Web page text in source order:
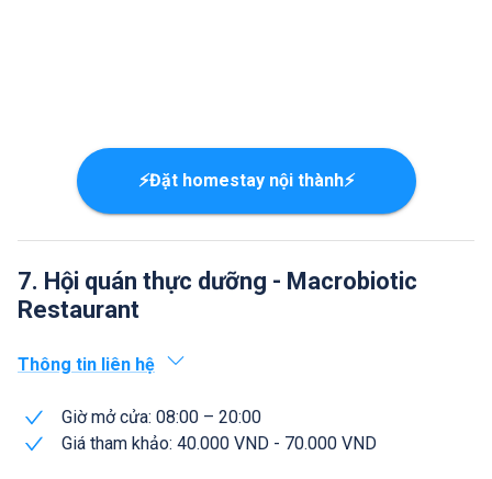
⚡Đặt homestay nội thành⚡
7. Hội quán thực dưỡng - Macrobiotic
Restaurant
Thông tin liên hệ
Giờ mở cửa: 08:00 – 20:00
Giá tham khảo: 40.000 VND - 70.000 VND